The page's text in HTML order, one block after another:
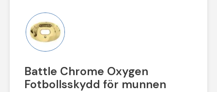
Battle Chrome Oxygen
Fotbollsskydd för munnen